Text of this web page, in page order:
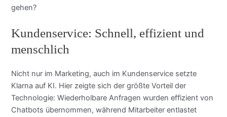
gehen?
Kundenservice: Schnell, effizient und
menschlich
Nicht nur im Marketing, auch im Kundenservice setzte
Klarna auf KI. Hier zeigte sich der größte Vorteil der
Technologie: Wiederholbare Anfragen wurden effizient von
Chatbots übernommen, während Mitarbeiter entlastet